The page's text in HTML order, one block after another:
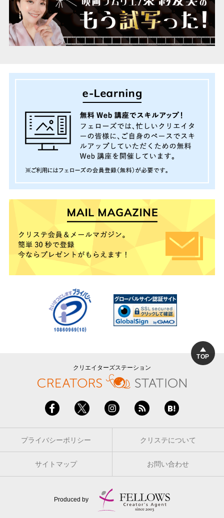
TOP
クリエイターズステーション
プライバシーポリシー クリステについて
サイトマップ お問い合わせ
Produced by